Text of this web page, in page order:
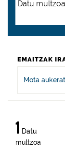
EMAITZAK
Mota
1 Datu
multzoa